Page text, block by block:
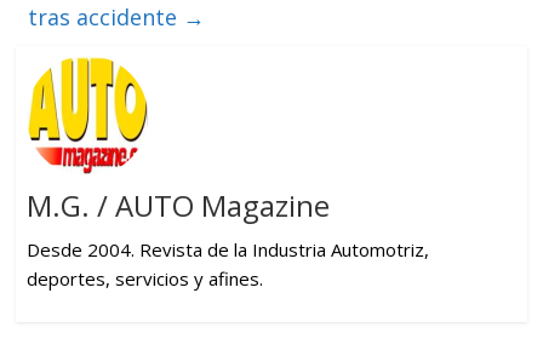
tras accidente →
M.G. / AUTO Magazine
Desde 2004. Revista de la Industria Automotriz,
deportes, servicios y afines.